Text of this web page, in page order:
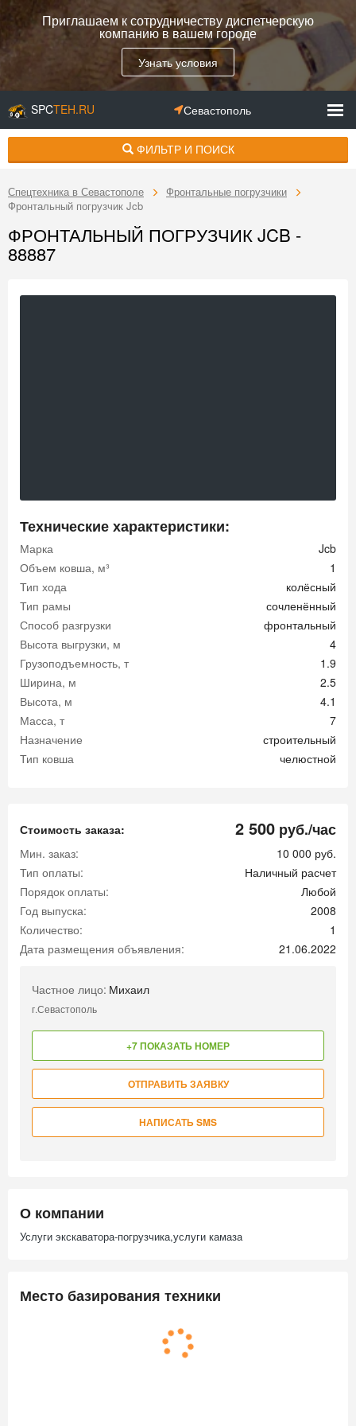
Приглашаем к сотрудничеству диспетчерскую
компанию в вашем городе
Узнать условия
SPCTEH.RU Севастополь
ФИЛЬТР И ПОИСК
Спецтехника в Севастополе
Фронтальные погрузчики
Фронтальный погрузчик Jcb
ФРОНТАЛЬНЫЙ ПОГРУЗЧИК JCB -
88887
Технические характеристики:
Марка
Jcb
Объем ковша, м³
1
Тип хода
колёсный
Тип рамы
сочленённый
Способ разгрузки
фронтальный
Высота выгрузки, м
4
Грузоподъемность, т
1.9
Ширина, м
2.5
Высота, м
4.1
Масса, т
7
Назначение
строительный
Тип ковша
челюстной
Стоимость заказа: 2 500 руб./час
Мин. заказ:
10 000 руб.
Тип оплаты:
Наличный расчет
Порядок оплаты:
Любой
Год выпуска:
2008
Количество:
1
Дата размещения объявления:
21.06.2022
Частное лицо: Михаил
г.Севастополь
+7 ПОКАЗАТЬ НОМЕР
ОТПРАВИТЬ ЗАЯВКУ
НАПИСАТЬ SMS
О компании
Услуги экскаватора-погрузчика,услуги камаза
Место базирования техники